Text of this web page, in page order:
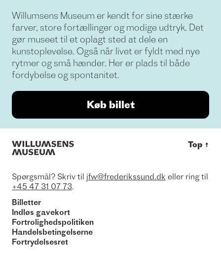
Willumsens Museum er kendt for sine stærke
farver, store fortællinger og modige udtryk. Det
gør museet til et oplagt sted at dele en
kunstoplevelse. Også når livet er fyldt med nye
rytmer og små hænder. Her er plads til både
fordybelse og spontanitet.
Køb billet
Top ↑
Spørgsmål? Skriv til jfw@frederikssund.dk eller ring til
+45 47 31 07 73.
Billetter
Indløs gavekort
Fortrolighedspolitiken
Handelsbetingelserne
Fortrydelsesret